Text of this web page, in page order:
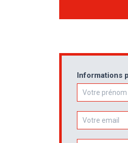
Informations
Prénom
Email